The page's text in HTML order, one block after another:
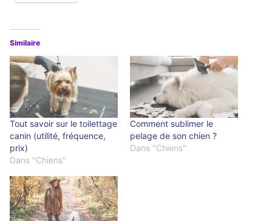
Similaire
Tout savoir sur le toilettage
canin (utilité, fréquence,
prix)
Dans "Chiens"
Comment sublimer le
pelage de son chien ?
Dans "Chiens"